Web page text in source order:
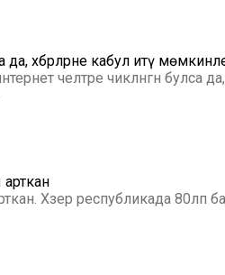
хәбәрләрне кабул итү
челтәре чикләнгән булса да,
Хәзер республикада 80ләп баш